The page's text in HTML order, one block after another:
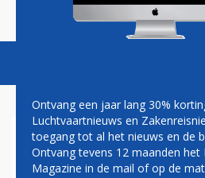
Magazine Podcasts
COMAC
Ontvang een jaar lang 30%
Luchtvaartnieuws en
toegang tot al het nieuws en de
Ontvang tevens 12 maanden het
Magazine in de mail of op de